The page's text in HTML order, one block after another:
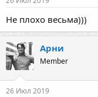
Не плохо весьма)))
Арни
Member
26 Июл 2019